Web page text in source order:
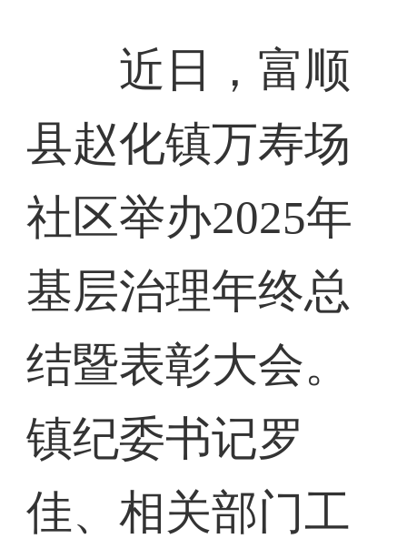
近日，富顺
县赵化镇万寿场
社区举办2025年
基层治理年终总
结暨表彰大会。
镇纪委书记罗
佳、相关部门工